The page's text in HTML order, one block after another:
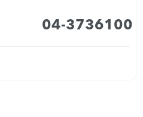
04-3736100